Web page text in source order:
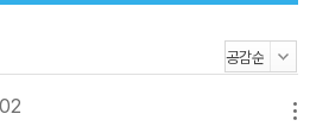
도식적 판단에서 벗어나려고 애를 썼
그런 점에서 『대한민국사 1945~200